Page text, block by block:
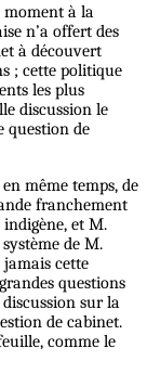
moment à la
n’a offert des
à découvert
; cette politique
les plus
discussion le
question de
même temps, de
franchement
et M.
de M.
jamais cette
questions
sur la
de cabinet.
comme le